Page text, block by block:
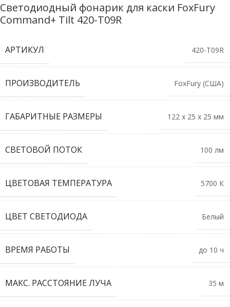
Светодиодный фонарик для каски FoxFury
Command+ Tilt 420-T09R
АРТИКУЛ 420-T09R
ПРОИЗВОДИТЕЛЬ FoxFury (США)
ГАБАРИТНЫЕ РАЗМЕРЫ 122 х 25 х 25 мм
СВЕТОВОЙ ПОТОК 100 лм
ЦВЕТОВАЯ ТЕМПЕРАТУРА 5700 К
ЦВЕТ СВЕТОДИОДА Белый
ВРЕМЯ РАБОТЫ до 10 ч
МАКС. РАССТОЯНИЕ ЛУЧА 35 м